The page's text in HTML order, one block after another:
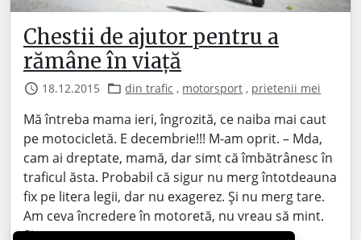
Chestii de ajutor pentru a
rămâne în viață
18.12.2015 din trafic , motorsport , prietenii mei
Mă întreba mama ieri, îngrozită, ce naiba mai caut
pe motocicletă. E decembrie!!! M-am oprit. – Mda,
cam ai dreptate, mamă, dar simt că îmbătrânesc în
traficul ăsta. Probabil că sigur nu merg întotdeauna
fix pe litera legii, dar nu exagerez. Și nu merg tare.
Am ceva încredere în motoretă, nu vreau să mint.
Sisteme…